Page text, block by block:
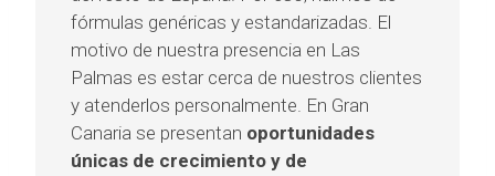
fórmulas genéricas y estandarizadas. El
motivo de nuestra presencia en Las
Palmas es estar cerca de nuestros clientes
y atenderlos personalmente. En Gran
Canaria se presentan oportunidades
únicas de crecimiento y de